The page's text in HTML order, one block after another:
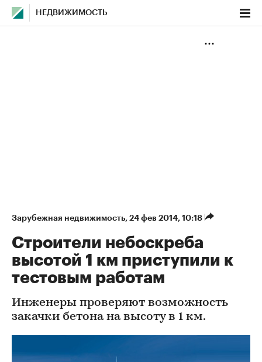
НЕДВИЖИМОСТЬ
Зарубежная недвижимость⁠, 24 фев 2014, 10:18
Строители небоскреба
высотой 1 км приступили к
тестовым работам
Инженеры проверяют возможность
закачки бетона на высоту в 1 км.